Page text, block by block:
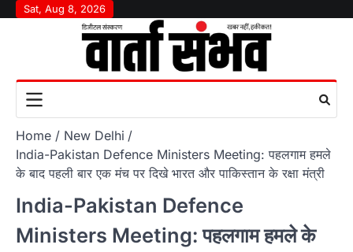
SkipSat, Aug 8, 2026
Home
New Delhi
India-Pakistan Defence Ministers Meeting: पहलगाम हमले
के बाद पहली बार एक मंच पर दिखे भारत और पाकिस्तान के रक्षा मंत्री
India-Pakistan Defence
Ministers Meeting: पहलगाम हमले के